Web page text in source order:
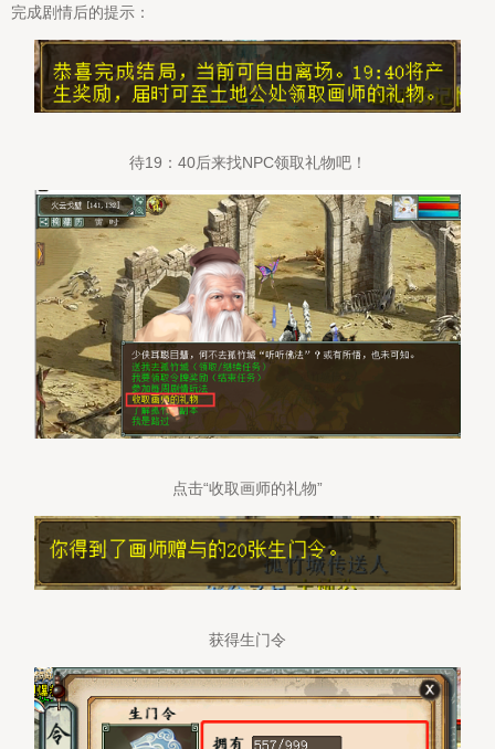
完成剧情后的提示：
待19：40后来找NPC领取礼物吧！
点击“收取画师的礼物”
获得生门令